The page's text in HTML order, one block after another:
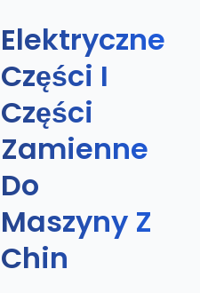
Elektryczne
Części I
Części
Zamienne
Do
Maszyny Z
Chin